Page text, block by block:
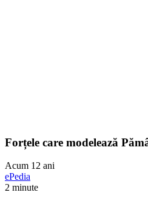
Forțele care modelează
Acum 12 ani
ePedia
2 minute